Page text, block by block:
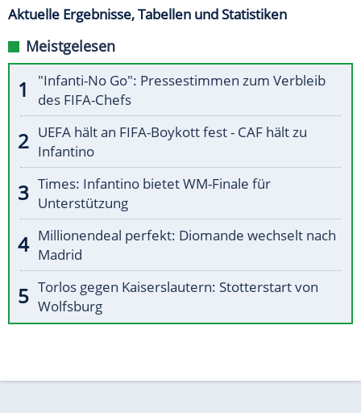
Aktuelle Ergebnisse, Tabellen und Statistiken
Meistgelesen
"Infanti-No Go": Pressestimmen zum Verbleib
des FIFA-Chefs
UEFA hält an FIFA-Boykott fest - CAF hält zu
Infantino
Times: Infantino bietet WM-Finale für
Unterstützung
Millionendeal perfekt: Diomande wechselt nach
Madrid
Torlos gegen Kaiserslautern: Stotterstart von
Wolfsburg